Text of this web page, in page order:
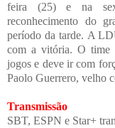
feira (25) e na
reconhecimento do
período da tarde. A
com a vitória. O time
jogos e deve ir com
Paolo Guerrero, velho
Transmissão
SBT, ESPN e Star+